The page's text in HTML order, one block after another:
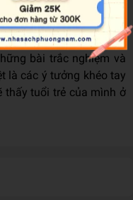
bạn tất cả những mẹo
“nâng cấp” bản thân,
khám phá cuộc sống
bài trắc nghiệm và
là các ý tưởng khéo tay
thấy tuổi trẻ của mình ở